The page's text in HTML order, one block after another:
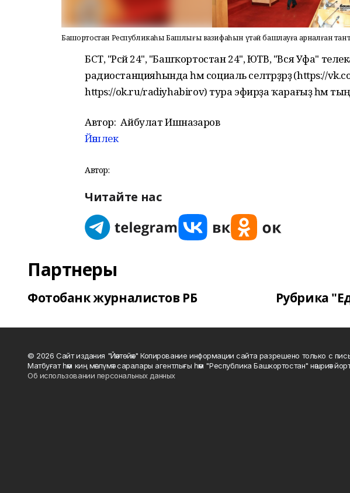
Башҡортостан Республикаһы Башлығы вазифаһын үтәй башлауға арналған
БСТ, "Рәсәй 24", "Башҡортостан 24", ЮТВ, "Вся Уфа"
радиостанцияһында һәм социаль селтәрҙәрҙә (https://
https://ok.ru/radiyhabirov) тура эфирҙа ҡарағыҙ һәм
Автор: Айбулат Ишназаров
Йәшлек
Автор:
Читайте нас
Партнеры
Фотобанк журналистов РБ Рубрика
© 2026 Сайт издания "Йәнтөйәк" Копирование информации сайта разрешено только с
Матбуғат һәм киң мәғлүмәт саралары агентлығы һәм "Республика Башкортостан" нәшриәт
Об использовании персональных данных